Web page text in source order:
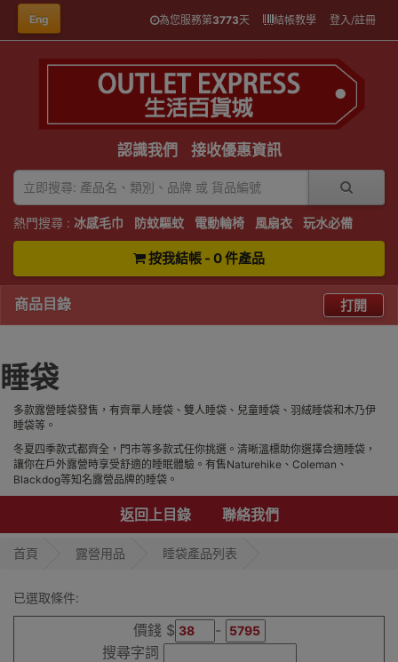
Eng 為您服務第3773天 結帳教學 登入/註冊
認識我們 接收優惠資訊
熱門搜尋 : 冰感毛巾 防蚊驅蚊 電動輪椅 風扇衣 玩水必備
按我結帳 - 0 件產品
商品目錄 打開
睡袋
多款露營睡袋發售，有齊單人睡袋、雙人睡袋、兒童睡袋、羽絨睡袋和木乃伊
睡袋等。
冬夏四季款式都齊全，門市等多款式任你挑選。清晰溫標助你選擇合適睡袋，
讓你在戶外露營時享受舒適的睡眠體驗。有售Naturehike、Coleman、
Blackdog等知名露營品牌的睡袋。
返回上目錄 聯絡我們
首頁 露營用品 睡袋產品列表
已選取條件:
價錢 $
-
搜尋字詞